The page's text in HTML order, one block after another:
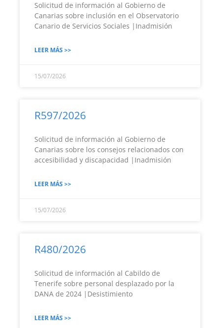
Solicitud de información al Gobierno de
Canarias sobre inclusión en el Observatorio
Canario de Servicios Sociales |Inadmisión
LEER MÁS >>
15/07/2026
R597/2026
Solicitud de información al Gobierno de
Canarias sobre los consejos relacionados con
accesibilidad y discapacidad |Inadmisión
LEER MÁS >>
15/07/2026
R480/2026
Solicitud de información al Cabildo de
Tenerife sobre personal desplazado por la
DANA de 2024 |Desistimiento
LEER MÁS >>